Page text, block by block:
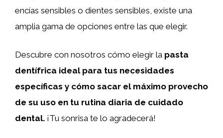
encías sensibles o dientes sensibles, existe una
amplia gama de opciones entre las que elegir.
Descubre con nosotros cómo elegir la pasta
dentífrica ideal para tus necesidades
específicas y cómo sacar el máximo provecho
de su uso en tu rutina diaria de cuidado
dental. ¡Tu sonrisa te lo agradecerá!